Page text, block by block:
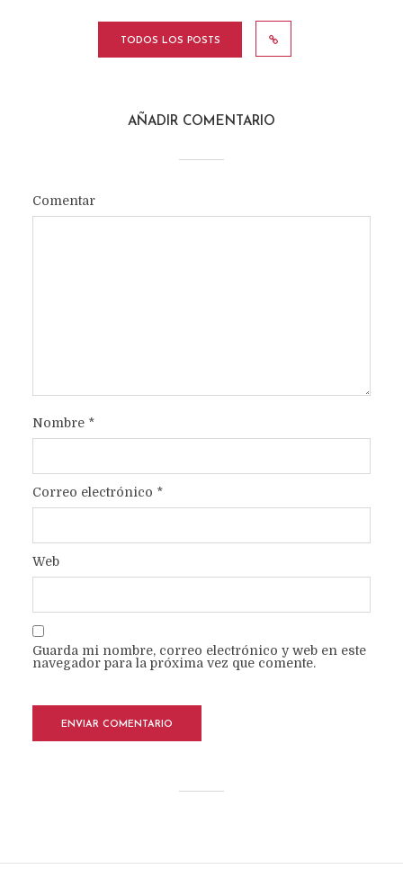
TODOS LOS POSTS
AÑADIR COMENTARIO
Comentar
Nombre *
Correo electrónico *
Web
Guarda mi nombre, correo electrónico y web en este
navegador para la próxima vez que comente.